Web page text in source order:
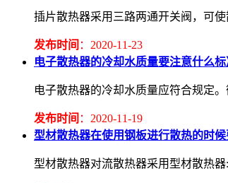
插片散热器采用三路两通开关阀，可
发布时间 ：2020-11-23
电子散热器的冷却水质量要注意什么标
电子散热器的冷却水质量应符合规定
发布时间 ：2020-11-19
型材散热器在使用钢板进行散热的时
型材散热器对流散热器采用型材散热